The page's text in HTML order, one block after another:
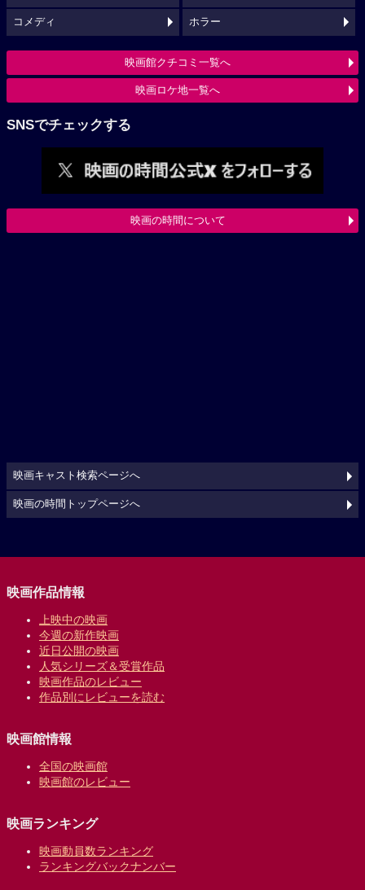
コメディ ホラー
映画館クチコミ一覧へ
映画ロケ地一覧へ
SNSでチェックする
映画の時間について
映画キャスト検索ページへ
映画の時間トップページへ
映画作品情報
上映中の映画
今週の新作映画
近日公開の映画
人気シリーズ＆受賞作品
映画作品のレビュー
作品別にレビューを読む
映画館情報
全国の映画館
映画館のレビュー
映画ランキング
映画動員数ランキング
ランキングバックナンバー